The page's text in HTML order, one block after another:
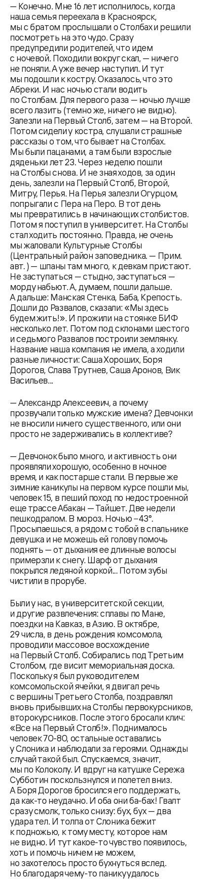
— Конечно. Мне 16 лет исполнилось, когда
наша семья переехала в Красноярск,
мы с братом прослышали о Столбах и решили
посмотреть на это чудо. Сразу
предупредили родителей, что идем
с ночевой. Походили вокруг скал, — ничего
не поняли. А уже вечер наступил. И тут
мы подошли к костру. Оказалось, что это
Абреки. И нас ночью стали водить
по Столбам. Для первого раза — ночью лучше
всего лазить (темно же, ничего не видно).
Залезли на Первый Столб, затем — на Второй.
Потом сидели у костра, слушали страшные
рассказы о том, что бывает на Столбах.
Мы были пацанами, а там были взрослые
дяденьки лет 23. Через неделю пошли
на Столбы снова. И не зная ходов, за один
день, залезли на Первый Столб, Второй,
Митру, Перья. На Перья залезли Огурцом,
попрыгали с Пера на Перо. В тот день
мы превратились в начинающих столбистов.
Потом я поступил в университет. На Столбы
стал ходить постоянно. Правда, не очень
мы жаловали Культурные Столбы
(Центральный район заповедника. — Прим.
авт. ) — шпаны там много, к девкам пристают.
Не заступаться — стыдно, заступаться —
морду набьют. А, думаем, пошли дальше.
А дальше: Манская Стенка, Баба, Крепость.
Дошли до Развалов, сказали: «Мы здесь
будем жить!». И прожили на стоянке БИФ
несколько лет. Потом под склонами шестого
и седьмого Развалов построили землянку.
Название наша компания не имела, а ходили
разные личности: Саша Хороших, Боря
Дорогов, Слава Трутнев, Саша Аронов, Вик
Васильев...
— Александр Алексеевич, а почему
прозвучали только мужские имена? Девчонки
не вносили ничего существенного, или они
просто не задерживались в коллективе?
— Девчонок было много, и активность они
проявляли хорошую, особенно в ночное
время, и как постарше стали. В первые же
зимние каникулы на первом курсе пошли мы,
человек 15, в пеший поход по недостроенной
еще трассе Абакан — Тайшет. Две недели
пешкодралом. В мороз. Ночью −43°.
Просыпаешься, а рядом с тобой в спальнике
девушка и не можешь ей голову помочь
поднять — от дыхания ее длинные волосы
примерзли к снегу. Шарф от дыхания
покрылся ледяной коркой... Потом зубы
чистили в прорубе.
Были у нас, в университетской секции,
и другие развлечения: сплавы по Мане,
поездки на Кавказ, в Азию. В октябре,
29 числа, в день рождения комсомола,
проводили массовое восхождение
на Первый Столб. Собирались под Третьим
Столбом, где висит мемориальная доска.
Поскольку я был руководителем
комсомольской ячейки, я двигал речь
с вершины Третьего Столба, поздравлял
вновь прибывших на Столбы первокурсников,
второкурсников. После этого бросали клич:
«Все на Первый Столб!». Поднималось
человек 70-80, остальные оставались
у Слоника и наблюдали за героями. Однажды
случай такой был. Спускаемся, значит,
мы по Колоколу. И вдруг на катушке Сережа
Субботин поскользнулся и полетел вниз.
А Боря Дорогов бросился его поддержать,
да как-то неудачно. И оба они ба-бах! Гвалт
сразу смолк, только снизу: бух, бух — два
удара тел. И толпа от Слоника бежит
к подножью, к тому месту, которое нам
не видно. И тут какое-то чувство появилось,
хоть и помочь ничем не можем,
но захотелось просто бухнуться вслед.
Но благодаря чему-то панику удалось